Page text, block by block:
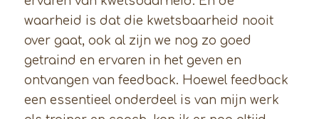
waarheid is dat die kwetsbaarheid nooit
over gaat, ook al zijn we nog zo goed
getraind en ervaren in het geven en
ontvangen van feedback. Hoewel feedback
een essentieel onderdeel is van mijn werk